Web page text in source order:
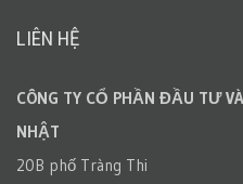
LIÊN HỆ
CÔNG TY CỔ PHẦN ĐẦU TƯ
NHẬT
20B phố Tràng Thi